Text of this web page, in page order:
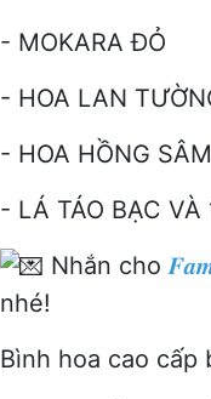
- MOKARA ĐỎ
- HOA LAN
- HOA HỒNG SÂM
- LÁ TÁO BẠC VÀ
Nhắn cho
nhé!
Bình hoa cao cấp